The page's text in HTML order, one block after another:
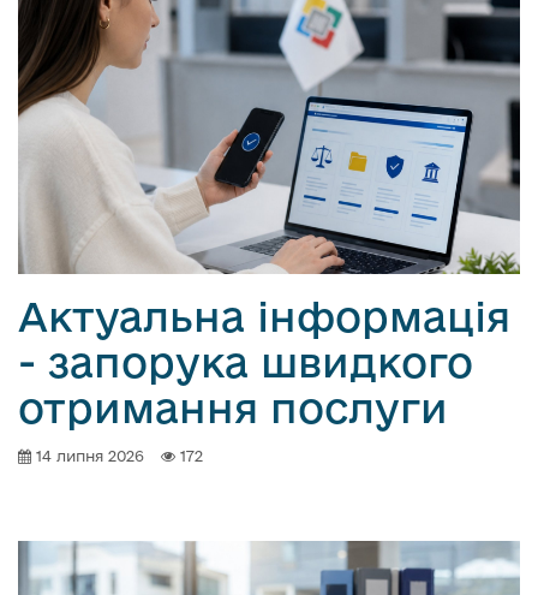
Актуальна інформація
- запорука швидкого
отримання послуги
14 липня 2026 172